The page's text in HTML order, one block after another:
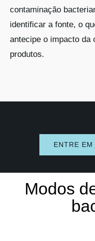
contaminação
identificar a fonte, o
antecipe o impacto da
produtos.
ENTRE
Modos